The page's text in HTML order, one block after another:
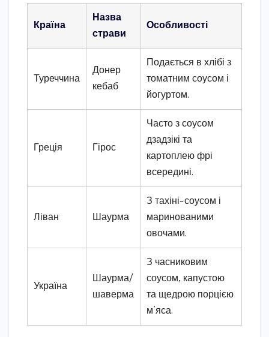
Країна
Назва
страви
Особливості
Туреччина
Донер
кебаб
Подається в хлібі з
томатним соусом і
йогуртом.
Греція Гірос
Часто з соусом
дзадзікі та
картоплею фрі
всередині.
Ліван Шаурма
З тахіні-соусом і
маринованими
овочами.
Україна
Шаурма/
шаверма
З часниковим
соусом, капустою
та щедрою порцією
м’яса.